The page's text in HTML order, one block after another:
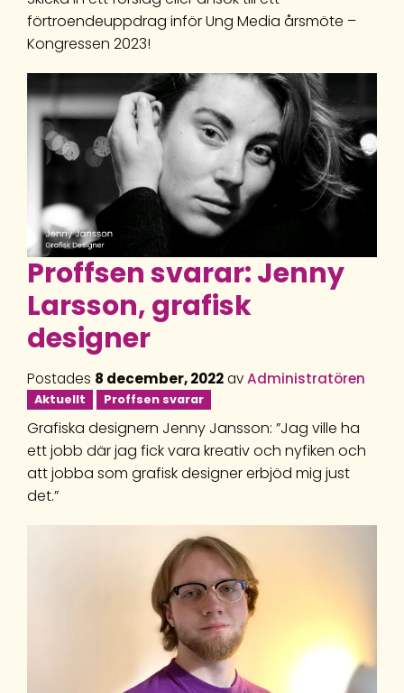
förtroendeuppdrag inför Ung Media årsmöte –
Kongressen 2023!
Proffsen svarar: Jenny
Larsson, grafisk
designer
Postades 8 december, 2022avAdministratören
Aktuellt Proffsen svarar
Grafiska designern Jenny Jansson: ”Jag ville ha
ett jobb där jag fick vara kreativ och nyfiken och
att jobba som grafisk designer erbjöd mig just
det.”